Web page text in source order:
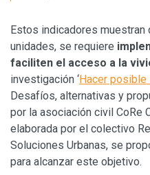
Estos indicadores muestran
unidades, se requiere
faciliten el acceso a la
investigación ‘Hacer posible
Desafíos, alternativas y
por la asociación civil CoRe
elaborada por el colectivo
Soluciones Urbanas, se
para alcanzar este objetivo.